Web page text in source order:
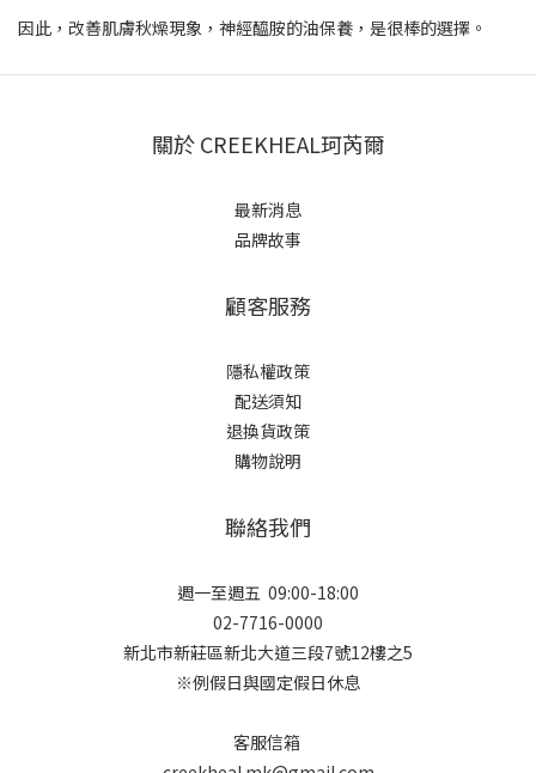
因此，改善肌膚秋燥現象，神經醯胺的油保養，是很棒的選擇。
關於 CREEKHEAL珂芮爾
最新消息
品牌故事
顧客服務
隱私權政策
配送須知
退換貨政策
購物說明
聯絡我們
週一至週五 09:00-18:00
02-7716-0000
新北市新莊區新北大道三段7號12樓之5
※例假日與國定假日休息
客服信箱